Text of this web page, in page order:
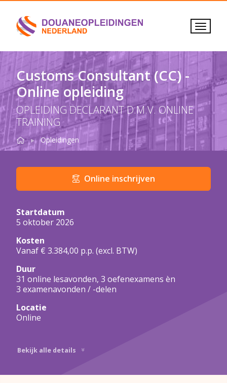
Customs Consultant (CC) -
Online opleiding
OPLEIDING DECLARANT D.M.V. ONLINE
TRAINING
HomeOpleidingen Customs Consultant Online opleiding
Online inschrijven
Startdatum
5 oktober 2026
Kosten
Vanaf € 3.384,00 p.p. (excl. BTW)
Duur
31 online lesavonden, 3 oefenexamens èn
3 examenavonden / -delen
Locatie
Online
Bekijk alle details